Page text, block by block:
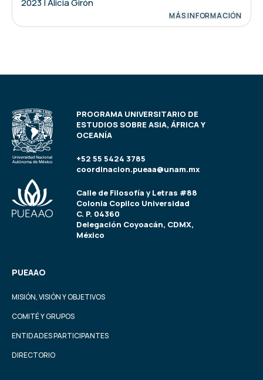
2023 | Alicia Girón
MÁS INFORMACIÓN
PROGRAMA UNIVERSITARIO DE
ESTUDIOS SOBRE ASIA, ÁFRICA Y
OCEANÍA
+52 55 5424 3785
coordinacion.pueaa@unam.mx
Calle de Filosofía y Letras #88
Colonia Copilco Universidad
C. P. 04360
Delegación Coyoacán, CDMX,
México
PUEAAO
MISIÓN, VISIÓN Y OBJETIVOS
COMITÉ Y GRUPOS
ENTIDADES PARTICIPANTES
DIRECTORIO